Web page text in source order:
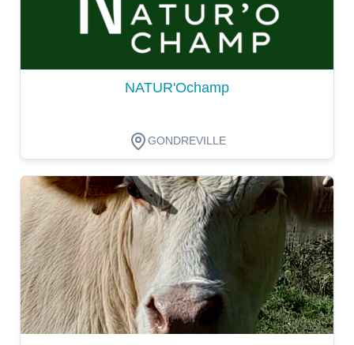
NATUR'Ochamp
GONDREVILLE
Dégustation